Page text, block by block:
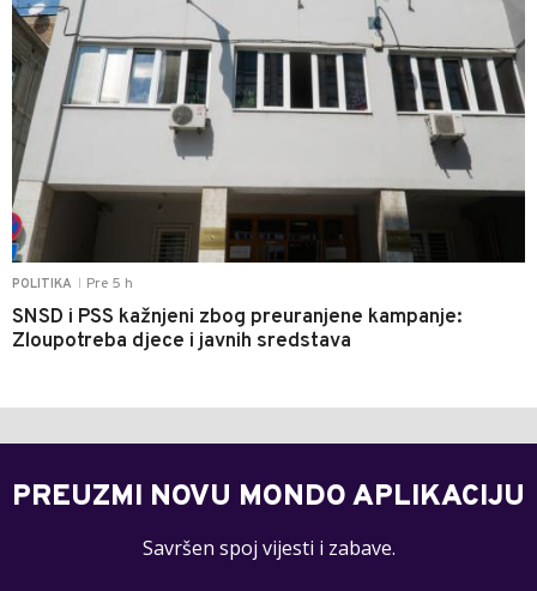
POLITIKA Pre 5 h
SNSD i PSS kažnjeni zbog preuranjene kampanje:
Zloupotreba djece i javnih sredstava
PREUZMI NOVU MONDO APLIKACIJU
Savršen spoj vijesti i zabave.